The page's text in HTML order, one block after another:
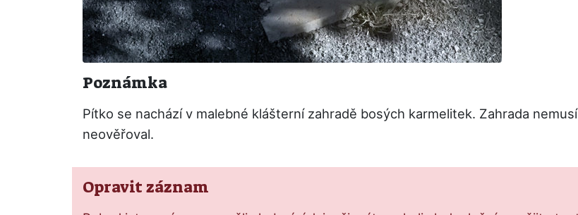
Poznámka
Pítko se nachází v malebné klášterní zahradě bosých karmelitek. Zahrada
neověřoval.
Opravit záznam